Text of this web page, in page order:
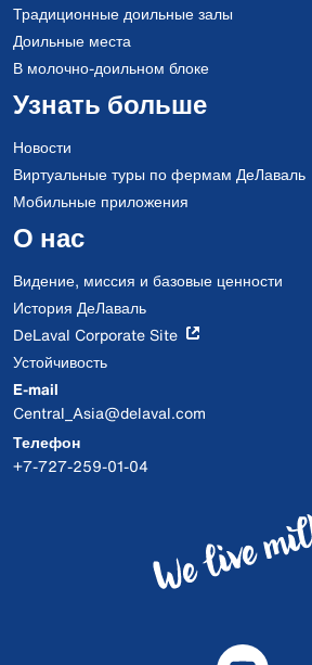
Традиционные доильные залы
Доильные места
В молочно-доильном блоке
Узнать больше
Новости
Виртуальные туры по фермам ДеЛаваль
Мобильные приложения
О нас
Видение, миссия и базовые ценности
История ДеЛаваль
DeLaval Corporate Site
Устойчивость
E-mail
Central_Asia@delaval.com
Телефон
+7-727-259-01-04